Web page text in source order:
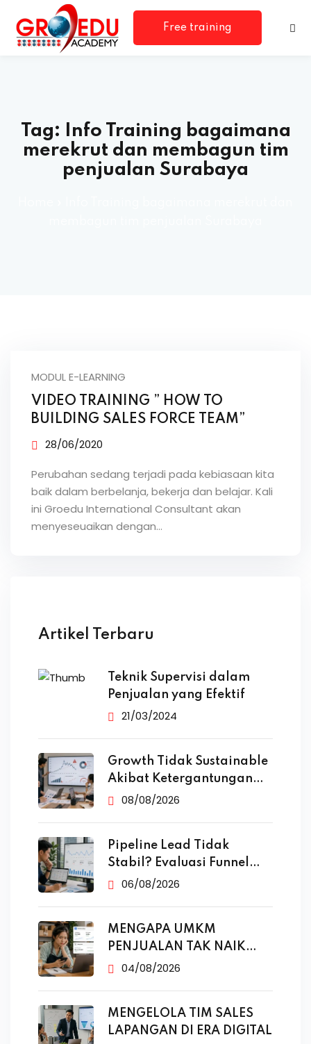
Free training
Tag:
Info Training bagaimana
merekrut dan membagun tim
penjualan Surabaya
MODUL E-LEARNING
VIDEO TRAINING ” HOW TO
BUILDING SALES FORCE TEAM”
28/06/2020
Perubahan sedang terjadi pada kebiasaan kita
baik dalam berbelanja, bekerja dan belajar. Kali
ini Groedu International Consultant akan
menyeseuaikan dengan…
Artikel Terbaru
Teknik Supervisi dalam
Penjualan yang Efektif
21/03/2024
Growth Tidak Sustainable
Akibat Ketergantungan
Iklan
08/08/2026
Pipeline Lead Tidak
Stabil? Evaluasi Funnel
Marketing
06/08/2026
MENGAPA UMKM
PENJUALAN TAK NAIK
MESKI SUDAH
04/08/2026
MENGELOLA TIM SALES
LAPANGAN DI ERA DIGITAL